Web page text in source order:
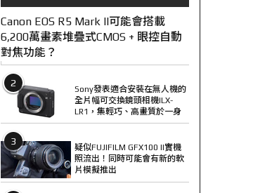
Canon EOS R5 Mark II可能會搭載
6,200萬畫素堆疊式CMOS + 眼控自動
對焦功能？
2
Sony發表適合安裝在無人機的
全片幅可交換鏡頭相機ILX-
LR1，集輕巧、高畫質於一身
3
疑似FUJIFILM GFX100 II實機
照流出！同時可能會有新的軟
片模擬推出